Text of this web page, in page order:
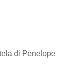
di Penelope